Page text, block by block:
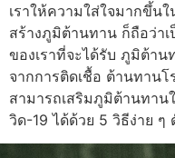
เราให้ความใส่ใจมากขึ้น
สร้างภูมิต้านทาน ก็ถือว่า
ของเราที่จะได้รับ ภูมิต้า
จากการติดเชื้อ ต้านทาน
สามารถเสริมภูมิต้านทาน
วิด-19 ได้ด้วย 5 วิธีง่าย ๆ